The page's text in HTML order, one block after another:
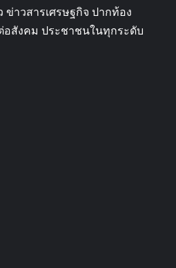
ข่าวสารเศรษฐกิจ ปากท้อง
อสังคม ประชาชนในทุกระดับ